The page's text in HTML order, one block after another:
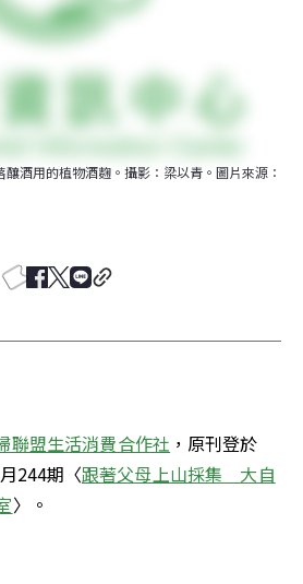
酒用的植物酒麴。攝影：梁以青。圖片來源：
聯盟生活消費合作社 ，原刊登於
244期〈跟著父母上山採集　大自
〉。